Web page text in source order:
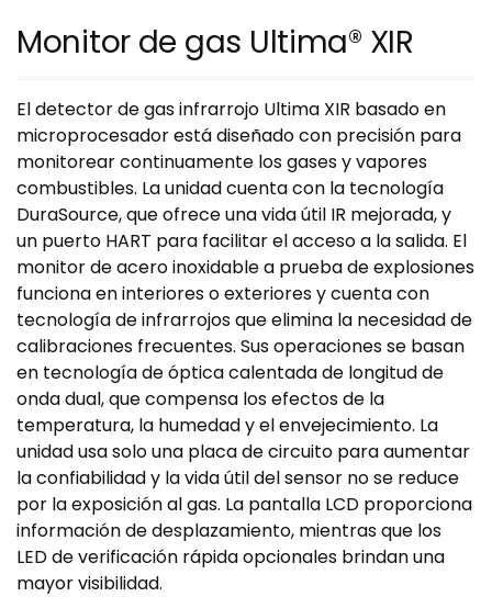
Monitor de gas Ultima® XIR
El detector de gas infrarrojo Ultima XIR basado en
microprocesador está diseñado con precisión para
monitorear continuamente los gases y vapores
combustibles. La unidad cuenta con la tecnología
DuraSource, que ofrece una vida útil IR mejorada, y
un puerto HART para facilitar el acceso a la salida. El
monitor de acero inoxidable a prueba de explosiones
funciona en interiores o exteriores y cuenta con
tecnología de infrarrojos que elimina la necesidad de
calibraciones frecuentes. Sus operaciones se basan
en tecnología de óptica calentada de longitud de
onda dual, que compensa los efectos de la
temperatura, la humedad y el envejecimiento. La
unidad usa solo una placa de circuito para aumentar
la confiabilidad y la vida útil del sensor no se reduce
por la exposición al gas. La pantalla LCD proporciona
información de desplazamiento, mientras que los
LED de verificación rápida opcionales brindan una
mayor visibilidad.